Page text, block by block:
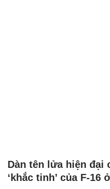
Dàn tên lửa hiện đại
‘khắc tinh’ của F-16